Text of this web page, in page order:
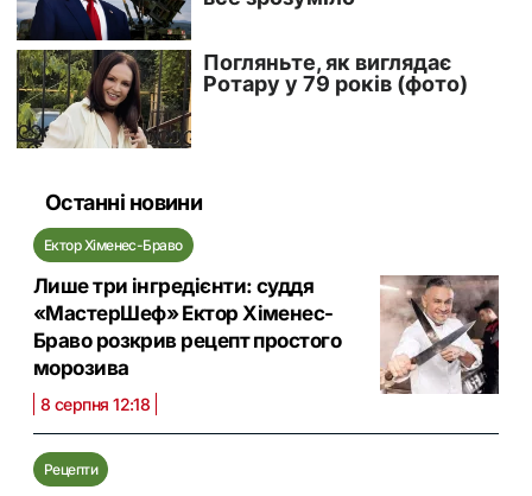
Останні новини
Ектор Хіменес-Браво
Лише три інгредієнти: суддя
«МастерШеф» Ектор Хіменес-
Браво розкрив рецепт простого
морозива
8 серпня 12:18
Рецепти